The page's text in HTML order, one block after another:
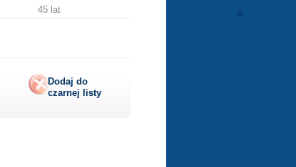
45 lat
Dodaj do
czarnej listy